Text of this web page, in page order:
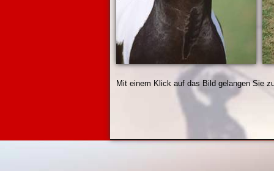
Mit einem Klick auf das Bild gelangen Sie